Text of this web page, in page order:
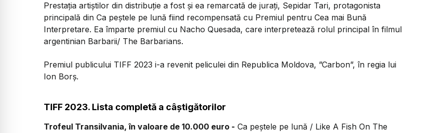
Prestația artiștilor din distribuție a fost și ea remarcată de jurați, Sepidar Tari, protagonista
principală din Ca peștele pe lună fiind recompensată cu Premiul pentru Cea mai Bună
Interpretare. Ea împarte premiul cu Nacho Quesada, care interpretează rolul principal în filmul
argentinian Barbarii/ The Barbarians.
Premiul publicului TIFF 2023 i-a revenit peliculei din Republica Moldova, ”Carbon”, în regia lui
Ion Borș.
TIFF 2023. Lista completă a câștigătorilor
Trofeul Transilvania, în valoare de 10.000 euro - Ca peștele pe lună / Like A Fish On The